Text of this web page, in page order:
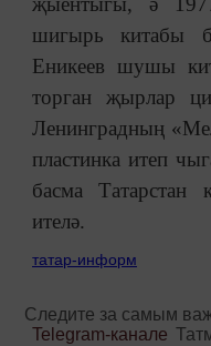
шигырь китабы
Еникеев шушы
торган җырлар
Ленинградның
пластинка итеп
басма Татарстан
ителә.
татар-информ
Следите за самым
Telegram-канале